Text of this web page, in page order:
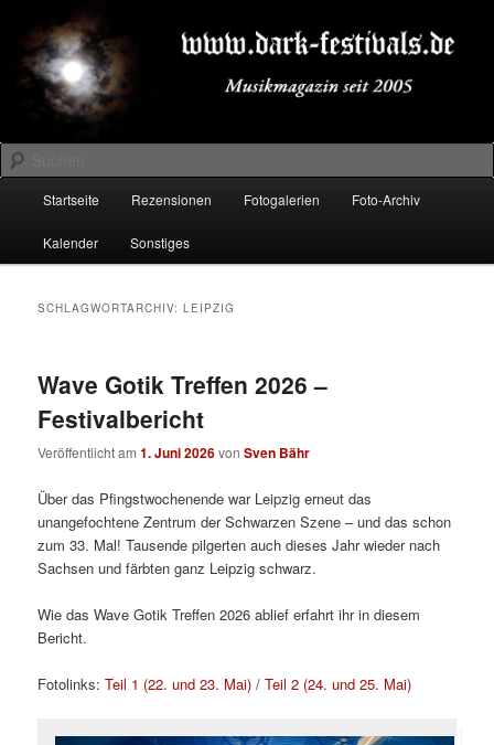
primären
Inhalt
springen
sekundären
Inhalt
springenDARK-FESTIVALS.DE
Suchen
Startseite Rezensionen Fotogalerien Foto-Archiv
Kalender Sonstiges
SCHLAGWORTARCHIV:LEIPZIG
Wave Gotik Treffen 2026 –
Festivalbericht
Veröffentlicht am1. Juni 2026vonSven Bähr
Über das Pfingstwochenende war Leipzig erneut das
unangefochtene Zentrum der Schwarzen Szene – und das schon
zum 33. Mal! Tausende pilgerten auch dieses Jahr wieder nach
Sachsen und färbten ganz Leipzig schwarz.
Wie das Wave Gotik Treffen 2026 ablief erfahrt ihr in diesem
Bericht.
Fotolinks:Teil 1 (22. und 23. Mai) /Teil 2 (24. und 25. Mai)